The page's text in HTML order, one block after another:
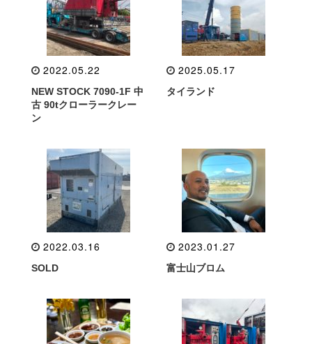
2022.05.22
NEW STOCK 7090-1F 中
古 90tクローラークレー
ン
2025.05.17
タイランド
2022.03.16
SOLD
2023.01.27
富士山ブロム